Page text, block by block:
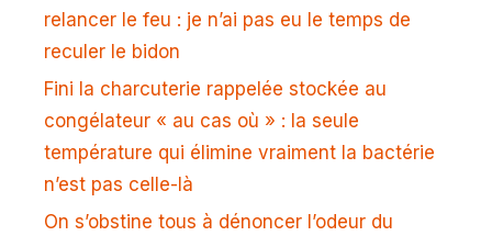
relancer le feu : je n’ai pas eu le temps de
reculer le bidon
Fini la charcuterie rappelée stockée au
congélateur « au cas où » : la seule
température qui élimine vraiment la bactérie
n’est pas celle-là
On s’obstine tous à dénoncer l’odeur du